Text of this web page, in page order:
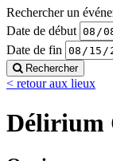
Rechercher un
Date de début
Date de fin
Rechercher
< retour aux lieux
Délirium